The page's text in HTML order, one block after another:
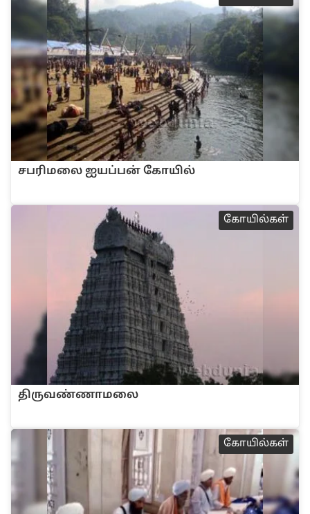
சப‌ரிமலை ஐய‌ப்ப‌ன் கோ‌யி‌ல்
கோ‌யி‌ல்க‌ள்
‌திருவ‌ண்ணாமலை
கோ‌யி‌ல்க‌ள்